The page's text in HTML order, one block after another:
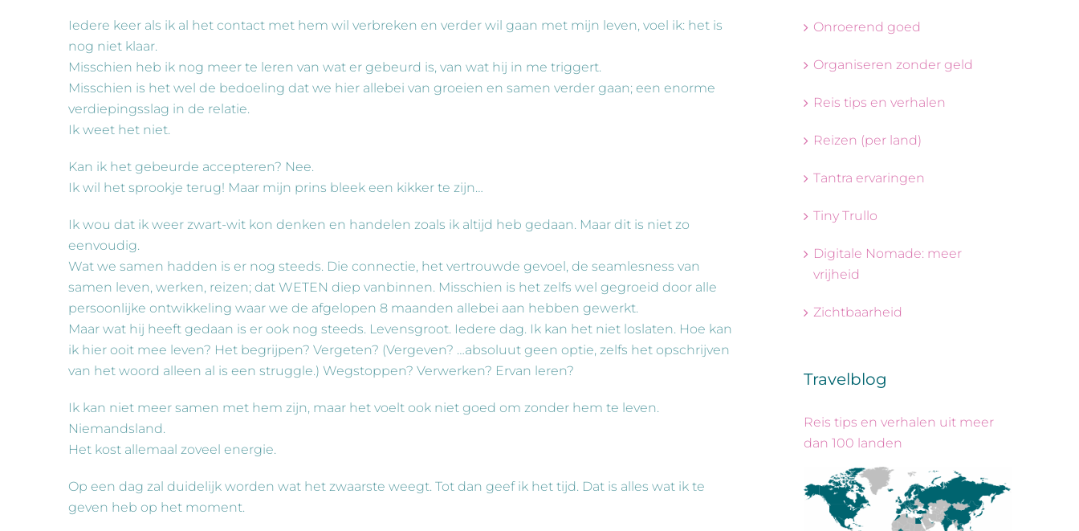
Iedere keer als ik al het contact met hem wil verbreken en verder wil gaan met mijn leven, voel ik: het is
nog niet klaar.
Misschien heb ik nog meer te leren van wat er gebeurd is, van wat hij in me triggert.
Misschien is het wel de bedoeling dat we hier allebei van groeien en samen verder gaan; een enorme
verdiepingsslag in de relatie.
Ik weet het niet.
Kan ik het gebeurde accepteren? Nee.
Ik wil het sprookje terug! Maar mijn prins bleek een kikker te zijn…
Ik wou dat ik weer zwart-wit kon denken en handelen zoals ik altijd heb gedaan. Maar dit is niet zo
eenvoudig.
Wat we samen hadden is er nog steeds. Die connectie, het vertrouwde gevoel, de seamlesness van
samen leven, werken, reizen; dat WETEN diep vanbinnen. Misschien is het zelfs wel gegroeid door alle
persoonlijke ontwikkeling waar we de afgelopen 8 maanden allebei aan hebben gewerkt.
Maar wat hij heeft gedaan is er ook nog steeds. Levensgroot. Iedere dag. Ik kan het niet loslaten. Hoe kan
ik hier ooit mee leven? Het begrijpen? Vergeten? (Vergeven? …absoluut geen optie, zelfs het opschrijven
van het woord alleen al is een struggle.) Wegstoppen? Verwerken? Ervan leren?
Ik kan niet meer samen met hem zijn, maar het voelt ook niet goed om zonder hem te leven.
Niemandsland.
Het kost allemaal zoveel energie.
Op een dag zal duidelijk worden wat het zwaarste weegt. Tot dan geef ik het tijd. Dat is alles wat ik te
geven heb op het moment.
Onroerend goed
Organiseren zonder geld
Reis tips en verhalen
Reizen (per land)
Tantra ervaringen
Tiny Trullo
Digitale Nomade: meer
vrijheid
Zichtbaarheid
Travelblog
Reis tips en verhalen uit meer
dan 100 landen